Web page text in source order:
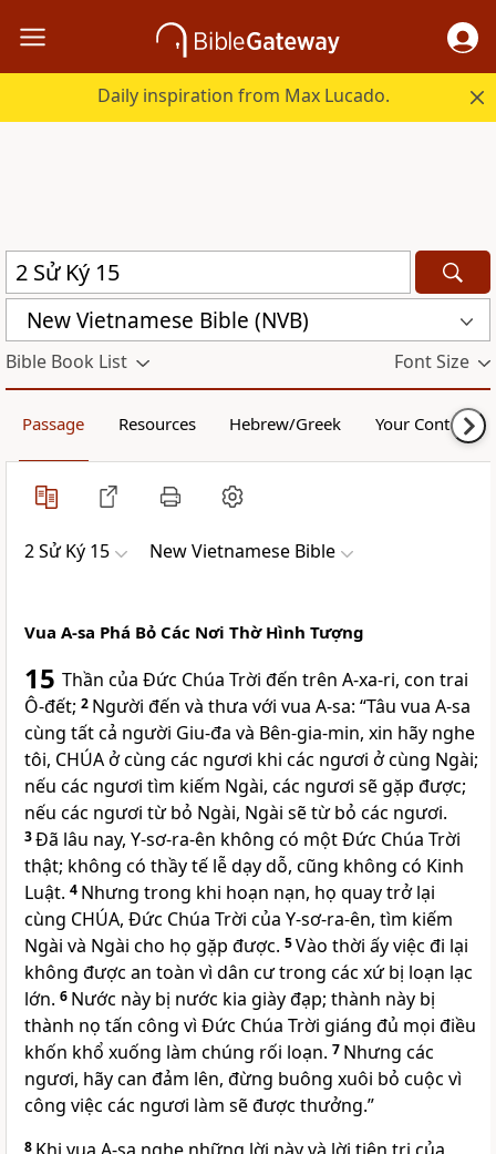
Daily inspiration from Max Lucado.
New Vietnamese Bible (NVB)
Bible Book List Font Size
Passage Resources Hebrew/Greek Your Content
2 Sử Ký 15 New Vietnamese Bible
Vua A-sa Phá Bỏ Các Nơi Thờ Hình Tượng
15 Thần của Đức Chúa Trời đến trên A-xa-ri, con trai
Ô-đết; 2 Người đến và thưa với vua A-sa: “Tâu vua A-sa
cùng tất cả người Giu-đa và Bên-gia-min, xin hãy nghe
tôi, CHÚAở cùng các ngươi khi các ngươi ở cùng Ngài;
nếu các ngươi tìm kiếm Ngài, các ngươi sẽ gặp được;
nếu các ngươi từ bỏ Ngài, Ngài sẽ từ bỏ các ngươi.
3Đã lâu nay, Y-sơ-ra-ên không có một Đức Chúa Trời
thật; không có thầy tế lễ dạy dỗ, cũng không có Kinh
Luật. 4 Nhưng trong khi hoạn nạn, họ quay trở lại
cùng CHÚA, Đức Chúa Trời của Y-sơ-ra-ên, tìm kiếm
Ngài và Ngài cho họ gặp được. 5Vào thời ấy việc đi lại
không được an toàn vì dân cư trong các xứ bị loạn lạc
lớn. 6 Nước này bị nước kia giày đạp; thành này bị
thành nọ tấn công vì Đức Chúa Trời giáng đủ mọi điều
khốn khổ xuống làm chúng rối loạn. 7 Nhưng các
ngươi, hãy can đảm lên, đừng buông xuôi bỏ cuộc vì
công việc các ngươi làm sẽ được thưởng.”
8